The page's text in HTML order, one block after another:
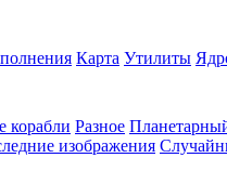
Карта Утилиты
корабли Разное
изображения